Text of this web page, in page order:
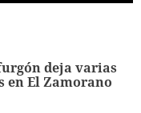
deja varias
en El Zamorano